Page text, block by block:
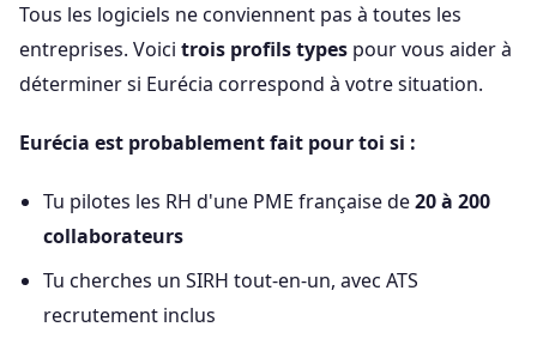
Tous les logiciels ne conviennent pas à toutes les
entreprises. Voici trois profils types pour vous aider à
déterminer si Eurécia correspond à votre situation.
Eurécia est probablement fait pour toi si :
Tu pilotes les RH d'une PME française de20 à 200
collaborateurs
Tu cherches un SIRH tout-en-un, avec ATS
recrutement inclus